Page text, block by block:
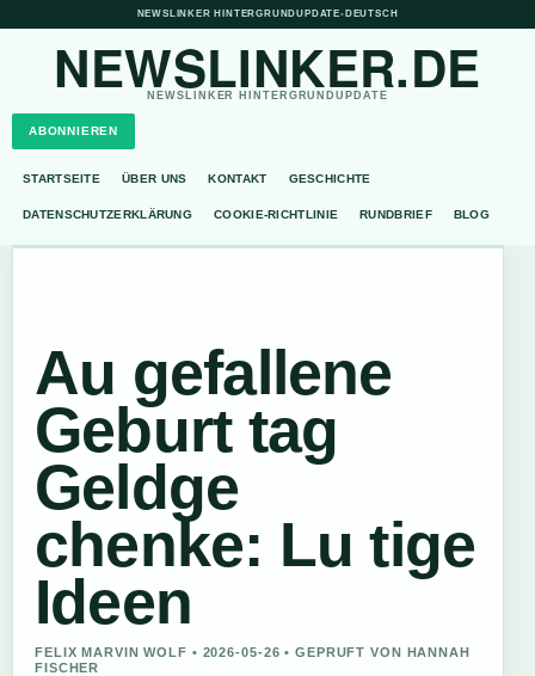
NEWSLINKER HINTERGRUNDUPDATE• DEUTSCH
NEWSLINKER.DE
NEWSLINKER HINTERGRUNDUPDATE
ABONNIEREN
STARTSEITE ÜBER UNS KONTAKT GESCHICHTE
DATENSCHUTZERKLÄRUNG COOKIE-RICHTLINIE RUNDBRIEF BLOG
Au gefallene
Geburt tag
Geldge
chenke: Lu tige
Ideen
FELIX MARVIN WOLF • 2026-05-26 • GEPRUFT VON HANNAH
FISCHER